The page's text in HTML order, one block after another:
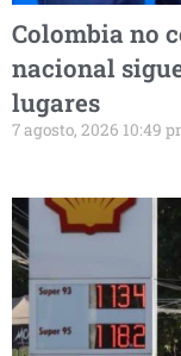
Colombia no
nacional
lugares
7 agosto, 2026 10:49